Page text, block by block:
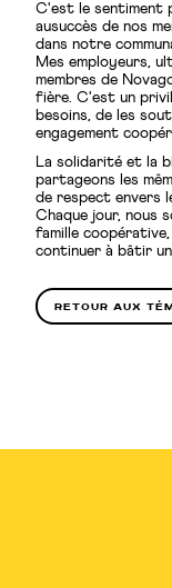
C'est le sentiment
ausuccès de nos
dans notre
Mes employeurs,
membres de
fière. C'est un
besoins, de les
engagement
La solidarité et la
partageons les
de respect envers
Chaque jour, nous
famille
continuer à bâtir
retour aux